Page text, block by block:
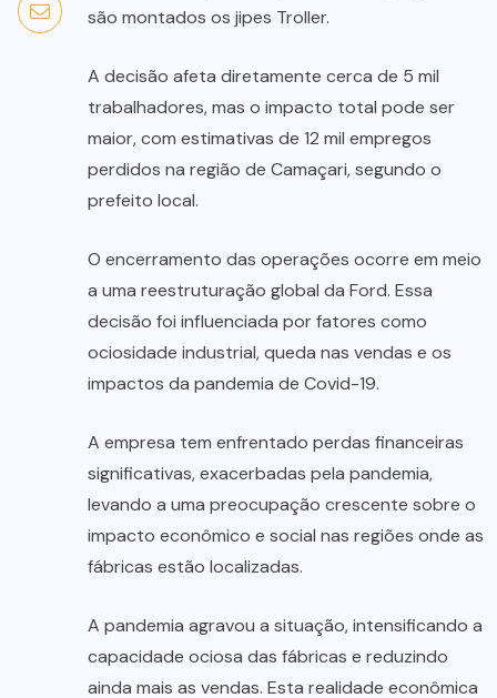
são montados os jipes Troller.
A decisão afeta diretamente cerca de 5 mil
trabalhadores, mas o impacto total pode ser
maior, com estimativas de 12 mil empregos
perdidos na região de Camaçari, segundo o
prefeito local.
O encerramento das operações ocorre em meio
a uma reestruturação global da Ford. Essa
decisão foi influenciada por fatores como
ociosidade industrial, queda nas vendas e os
impactos da pandemia de Covid-19.
A empresa tem enfrentado perdas financeiras
significativas, exacerbadas pela pandemia,
levando a uma preocupação crescente sobre o
impacto econômico e social nas regiões onde as
fábricas estão localizadas.
A pandemia agravou a situação, intensificando a
capacidade ociosa das fábricas e reduzindo
ainda mais as vendas. Esta realidade econômica